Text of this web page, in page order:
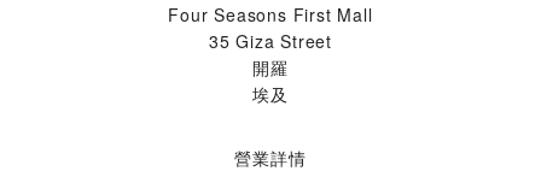
Four Seasons First Mall
35 Giza Street
開羅
埃及
營業詳情